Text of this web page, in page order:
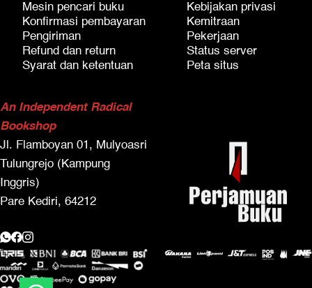
Mesin pencari buku
Konfirmasi pembayaran
Pengiriman
Refund dan return
Syarat dan ketentuan
Kebijakan privasi
Kemitraan
Pekerjaan
Status server
Peta situs
An Independent Radical
Bookshop
Jl. Flamboyan 01, Mulyoasri
Tulungrejo (Kampung
Inggris)
Pare Kediri, 64212